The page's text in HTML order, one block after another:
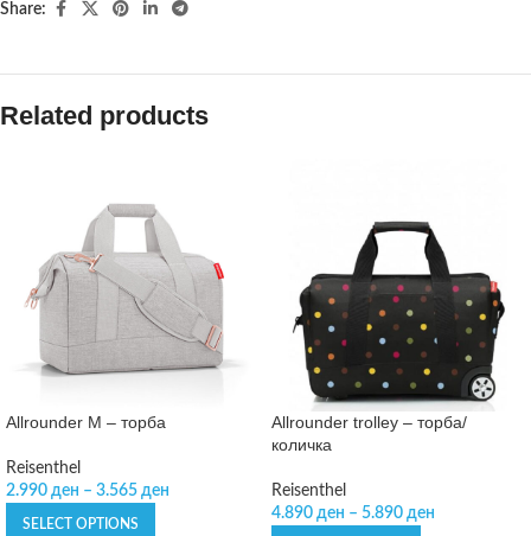
Share:
Related products
Allrounder M – торба
Reisenthel
2.990 ден – 3.565 ден
SELECT OPTIONS
Allrounder trolley – торба/
количка
Reisenthel
4.890 ден – 5.890 ден